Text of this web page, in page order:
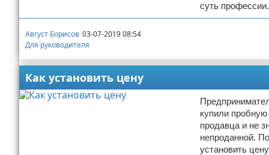
суть профессии.
Август Борисов 03-07-2019 08:54
Для руководителя
Как установить цену
купили
продавца и не
непроданной.
установить